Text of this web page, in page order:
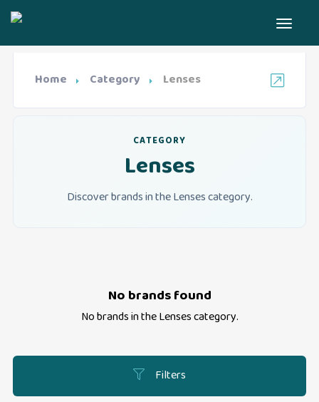
Home Category Lenses
CATEGORY
Lenses
Discover brands in the Lenses category.
Filters
No brands found
No brands in theLensescategory.